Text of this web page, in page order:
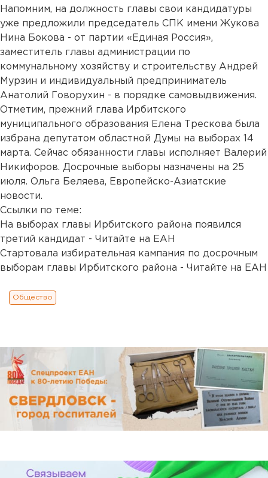
Напомним, на должность главы свои кандидатуры
уже предложили председатель СПК имени Жукова
Нина Бокова - от партии «Единая Россия»,
заместитель главы администрации по
коммунальному хозяйству и строительству Андрей
Мурзин и индивидуальный предприниматель
Анатолий Говорухин - в порядке самовыдвижения.
Отметим, прежний глава Ирбитского
муниципального образования Елена Трескова была
избрана депутатом областной Думы на выборах 14
марта. Сейчас обязанности главы исполняет Валерий
Никифоров. Досрочные выборы назначены на 25
июля. Ольга Беляева, Европейско-Азиатские
новости.
Ссылки по теме:
На выборах главы Ирбитского района появился
третий кандидат - Читайте на ЕАН
Стартовала избирательная кампания по досрочным
выборам главы Ирбитского района - Читайте на ЕАН
Общество